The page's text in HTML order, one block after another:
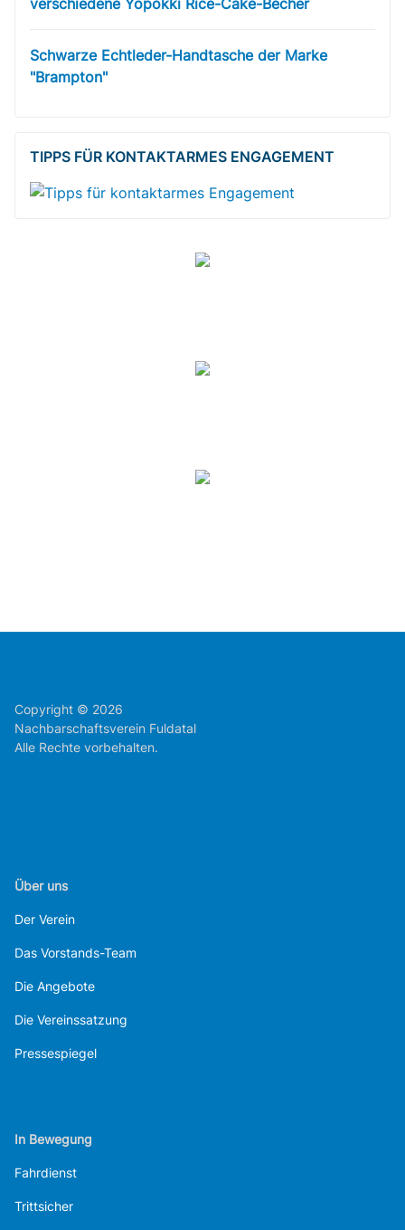
verschiedene Yopokki Rice-Cake-Becher
Schwarze Echtleder-Handtasche der Marke
"Brampton"
TIPPS FÜR KONTAKTARMES ENGAGEMENT
Copyright © 2026
Nachbarschaftsverein Fuldatal
Alle Rechte vorbehalten.
Über uns
Der Verein
Das Vorstands-Team
Die Angebote
Die Vereinssatzung
Pressespiegel
In Bewegung
Fahrdienst
Trittsicher